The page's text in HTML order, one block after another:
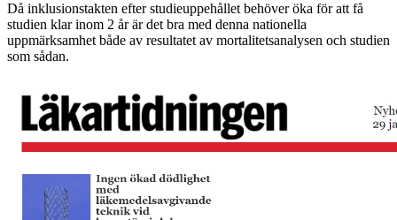
Då inklusionstakten efter studieuppehållet behöver öka för att få
studien klar inom 2 år är det bra med denna nationella
uppmärksamhet både av resultatet av mortalitetsanalysen och studien
som sådan.